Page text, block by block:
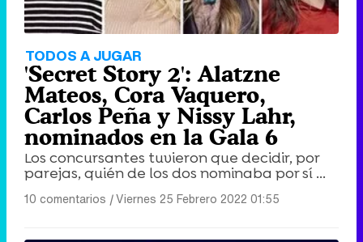
TODOS A JUGAR
'Secret Story 2': Alatzne
Mateos, Cora Vaquero,
Carlos Peña y Nissy Lahr,
nominados en la Gala 6
Los concursantes tuvieron que decidir, por
parejas, quién de los dos nominaba por sí ...
10 comentarios |Viernes 25 Febrero 2022 01:55